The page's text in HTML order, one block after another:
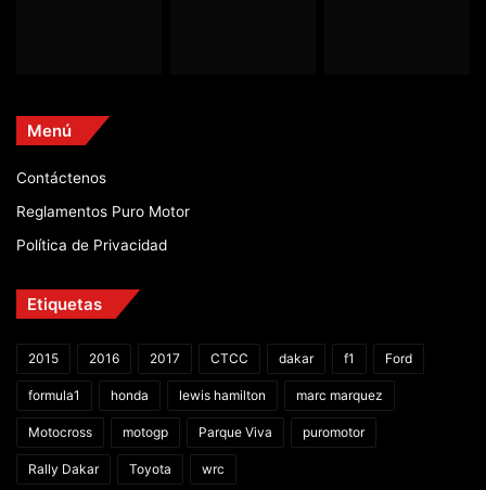
Menú
Contáctenos
Reglamentos Puro Motor
Política de Privacidad
Etiquetas
2015 2016 2017 CTCC dakar f1 Ford
formula1 honda lewis hamilton marc marquez
Motocross motogp Parque Viva puromotor
Rally Dakar Toyota wrc